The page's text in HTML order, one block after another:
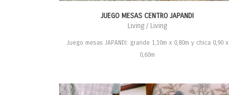
JUEGO MESAS CENTRO JAPANDI
Living / Living
Juego mesas JAPANDI: grande 1,10m x 0,80m y chica 0,90 x
0,60m